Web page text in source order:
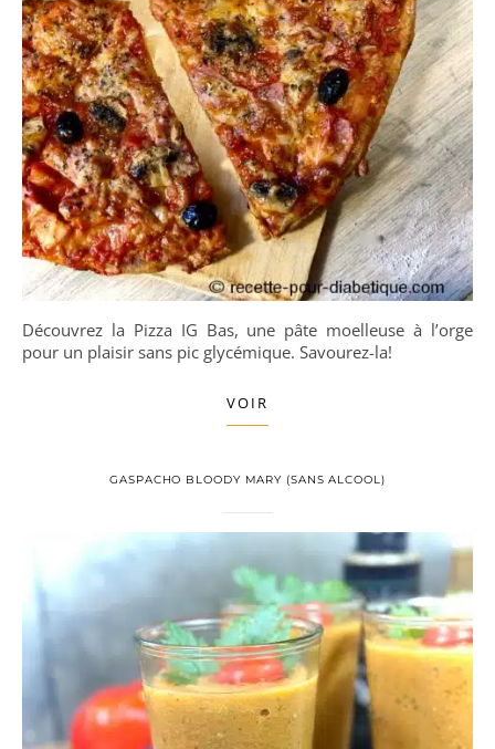
Découvrez la Pizza IG Bas, une pâte moelleuse à l’orge
pour un plaisir sans pic glycémique. Savourez-la!
VOIR
GASPACHO BLOODY MARY (SANS ALCOOL)